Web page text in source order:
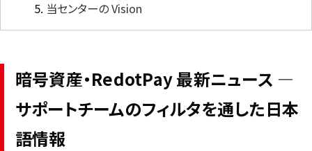
当センターの Vision
暗号資産・RedotPay 最新ニュース ―
サポートチームのフィルタを通した日本
語情報